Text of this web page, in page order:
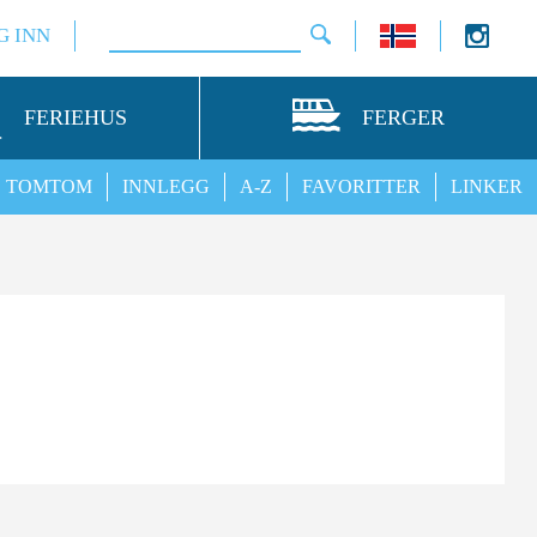
INN
FERIEHUS FERGER
LINKER
FAVORITTER
A-Z
INNLEGG
TOMTOM